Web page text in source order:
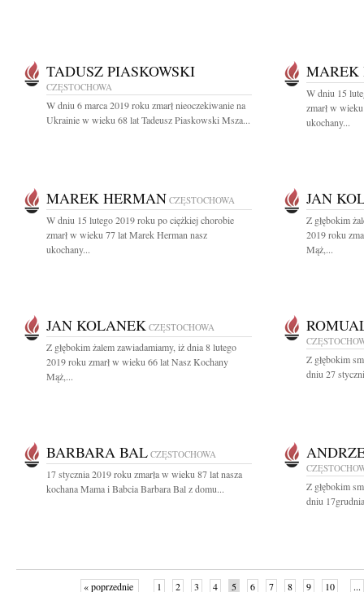
TADUSZ PIASKOWSKI
CZĘSTOCHOWA
W dniu 6 marca 2019 roku zmarł nieoczekiwanie na
Ukrainie w wieku 68 lat Tadeusz Piaskowski Msza...
MAREK
W dniu 15
zmarł w
ukochany...
MAREK HERMAN CZĘSTOCHOWA
W dniu 15 lutego 2019 roku po ciężkiej chorobie
zmarł w wieku 77 lat Marek Herman nasz
ukochany...
JAN
Z głębokim
2019 roku
Mąż,...
JAN KOLANEK CZĘSTOCHOWA
Z głębokim żalem zawiadamiamy, iż dnia 8 lutego
2019 roku zmarł w wieku 66 lat Nasz Kochany
Mąż,...
Z głębokim
dniu 27
BARBARA BAL CZĘSTOCHOWA
17 stycznia 2019 roku zmarła w wieku 87 lat nasza
kochana Mama i Babcia Barbara Bal z domu...
Z głębokim
dniu
« poprzednie 1 2 3 4 5 6 7 8 9 10 ...